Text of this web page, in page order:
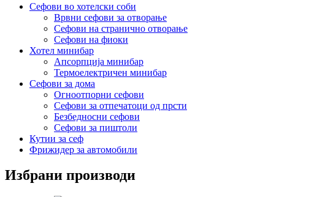
Сефови во хотелски соби
Врвни сефови за отворање
Сефови на странично отворање
Сефови на фиоки
Хотел минибар
Апсорпција минибар
Термоелектричен минибар
Сефови за дома
Огноотпорни сефови
Сефови за отпечатоци од прсти
Безбедносни сефови
Сефови за пиштоли
Кутии за сеф
Фрижидер за автомобили
Избрани производи